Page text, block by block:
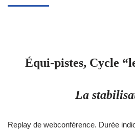
Équi-pistes, Cycle
La
Replay de webconférence. Durée